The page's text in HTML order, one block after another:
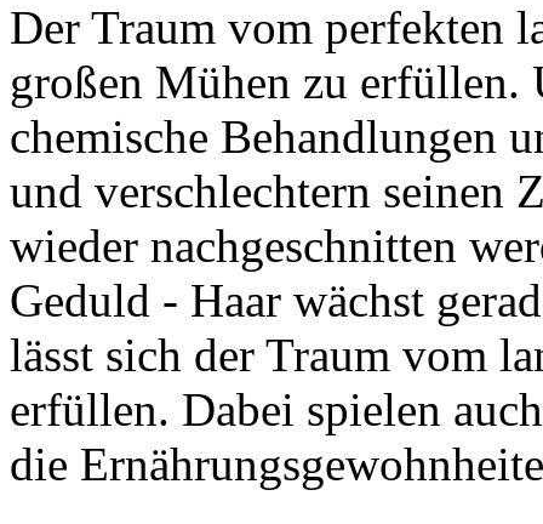
Der Traum vom perfekten
großen Mühen zu erfüllen.
chemische Behandlungen
und verschlechtern seinen
wieder nachgeschnitten
Geduld - Haar wächst
lässt sich der Traum vom
erfüllen. Dabei spielen
die